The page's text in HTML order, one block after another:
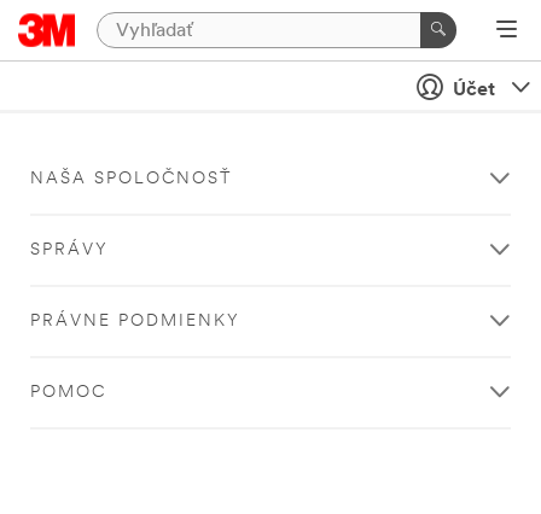
Účet
NAŠA SPOLOČNOSŤ
SPRÁVY
PRÁVNE PODMIENKY
POMOC